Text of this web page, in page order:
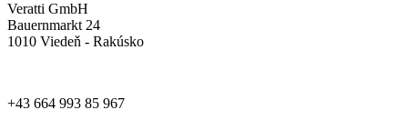
Veratti GmbH
Bauernmarkt 24
1010 Viedeň - Rakúsko
+43 664 993 85 967